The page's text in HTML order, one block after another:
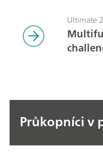
Ultimate
Průkopníci v